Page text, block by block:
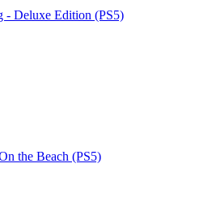
- Deluxe Edition (PS5)
the Beach (PS5)